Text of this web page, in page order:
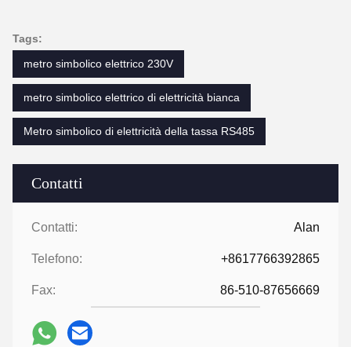
Contatti
Contatti: Alan
Telefono: +8617766392865
Fax: 86-510-87656669
Tags:
metro simbolico elettrico 230V
metro simbolico elettrico di elettricità bianca
Metro simbolico di elettricità della tassa RS485